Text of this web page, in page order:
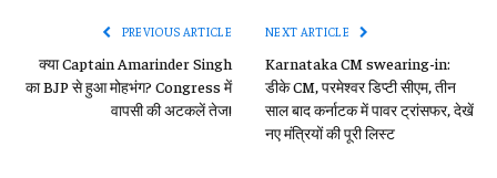
PREVIOUS ARTICLE
क्या Captain Amarinder Singh
का BJP से हुआ मोहभंग? Congress में
वापसी की अटकलें तेज!
NEXT ARTICLE
Karnataka CM swearing-in:
डीके CM, परमेश्वर डिप्टी सीएम, तीन
साल बाद कर्नाटक में पावर ट्रांसफर, देखें
नए मंत्रियों की पूरी लिस्ट